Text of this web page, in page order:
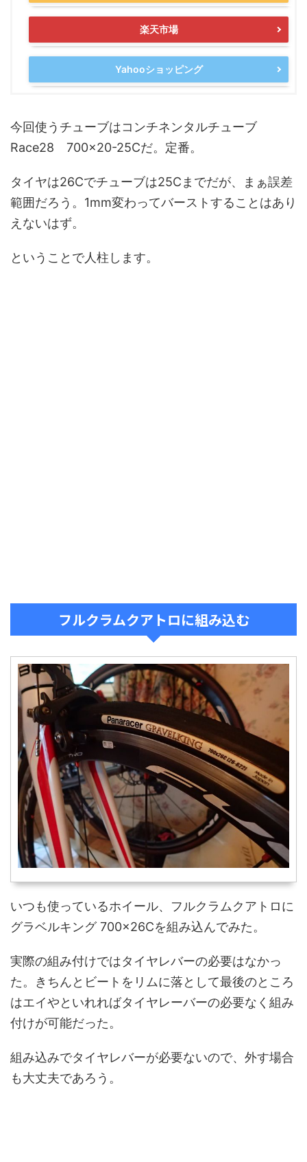
楽天市場
Yahooショッピング
今回使うチューブはコンチネンタルチューブ
Race28 700×20-25Cだ。定番。
タイヤは26Cでチューブは25Cまでだが、まぁ誤差
範囲だろう。1mm変わってバーストすることはあり
えないはず。
ということで人柱します。
フルクラムクアトロに組み込む
いつも使っているホイール、フルクラムクアトロに
グラベルキング 700×26Cを組み込んでみた。
実際の組み付けではタイヤレバーの必要はなかっ
た。きちんとビートをリムに落として最後のところ
はエイやといれればタイヤレーバーの必要なく組み
付けが可能だった。
組み込みでタイヤレバーが必要ないので、外す場合
も大丈夫であろう。